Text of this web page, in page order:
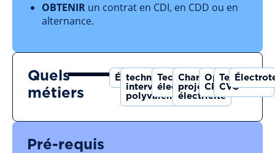
OBTENIR un contrat en CDI, en CDD ou en
alternance.
Quels
métiers
Électricien
technicien
intervenant
polyvalent
Technicien
électricité
Chargé de
projet
électricité
Opérateur
CPA
Technicien
CVC
Pré-requis